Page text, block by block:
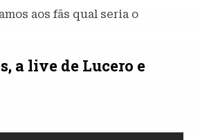
aos fãs qual seria o
a live de Lucero e